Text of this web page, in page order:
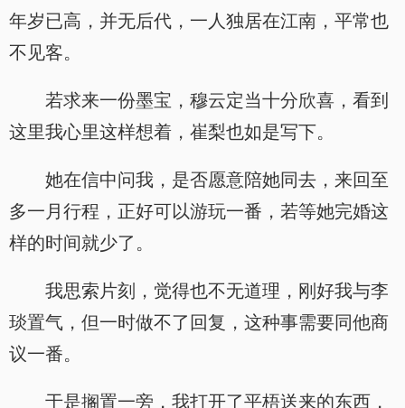
年岁已高，并无后代，一人独居在江南，平常也
不见客。
若求来一份墨宝，穆云定当十分欣喜，看到
这里我心里这样想着，崔梨也如是写下。
她在信中问我，是否愿意陪她同去，来回至
多一月行程，正好可以游玩一番，若等她完婚这
样的时间就少了。
我思索片刻，觉得也不无道理，刚好我与李
琰置气，但一时做不了回复，这种事需要同他商
议一番。
于是搁置一旁，我打开了平梧送来的东西，